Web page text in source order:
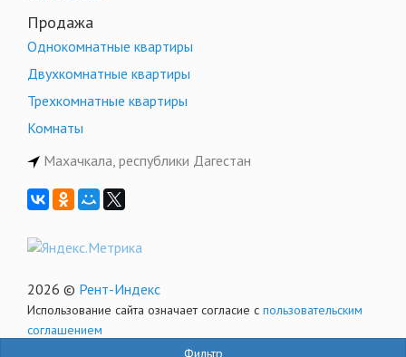
Фильтр
Продажа
Однокомнатные квартиры
Двухкомнатные квартиры
Трехкомнатные квартиры
Комнаты
Махачкала, республики Дагестан
2026 © Рент-Индекс
Использование сайта означает согласие с пользовательским
соглашением